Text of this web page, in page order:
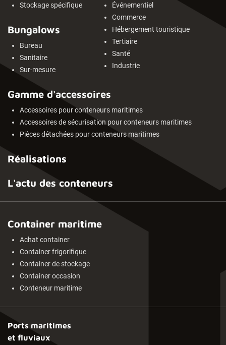
Stockage spécifique
Bungalows
Bureau
Sanitaire
Sur-mesure
Événementiel
Commerce
Hébergement touristique
Tertiaire
Santé
Industrie
Gamme d'accessoires
Accessoires pour conteneurs maritimes
Accessoires de sécurisation pour conteneurs maritimes
Pièces détachées pour conteneurs maritimes
Réalisations
L'actu des conteneurs
Container maritime
Achat container
Container frigorifique
Container de stockage
Container occasion
Conteneur maritime
Ports maritimes
et fluviaux